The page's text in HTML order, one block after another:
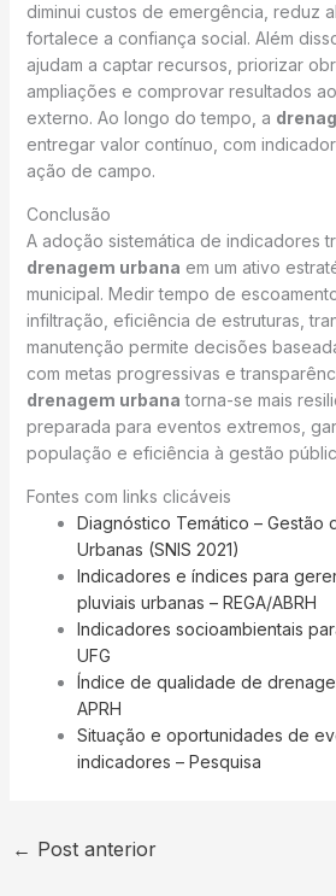
diminui custos de emergência, reduz
fortalece a confiança social. Além
ajudam a captar recursos, priorizar
ampliações e comprovar resultados
externo. Ao longo do tempo, a
entregar valor contínuo, com
ação de campo.
Conclusão
A adoção sistemática de indicadores
drenagem urbana em um ativo
municipal. Medir tempo de
infiltração, eficiência de estruturas,
manutenção permite decisões
com metas progressivas e
drenagem urbana torna-se mais
preparada para eventos extremos,
população e eficiência à gestão
Fontes com links clicáveis
Diagnóstico Temático – Gestão
Urbanas (SNIS 2021)
Indicadores e índices para
pluviais urbanas – REGA/ABRH
Indicadores socioambientais
UFG
Índice de qualidade de
APRH
Situação e oportunidades de
indicadores – Pesquisa
← Post anterior